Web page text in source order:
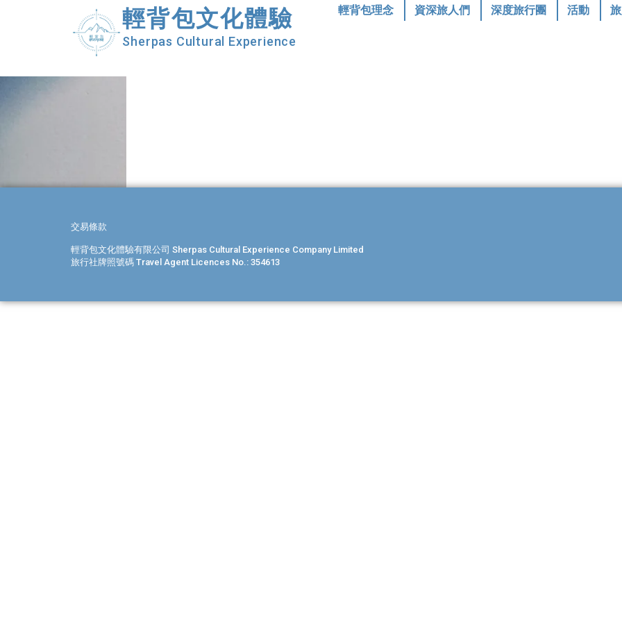
輕背包文化體驗
Sherpas Cultural Experience
輕背包理念 資深旅人們 深度旅行團 活動
交易條款
輕背包文化體驗有限公司 Sherpas Cultural Experience Company Limited
旅行社牌照號碼 Travel Agent Licences No.: 354613